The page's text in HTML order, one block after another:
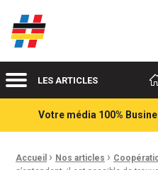
Acteurs du franco-allemand
MenuLES ARTICLES
Votre média 100%
Fil d'Ariane :
Accueil › Nos articles ›